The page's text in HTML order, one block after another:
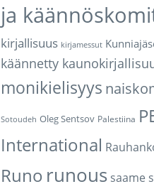
ja
kirjallisuus kirjamessut
käännetty
monikielisyys
Sotoudeh Oleg Sentsov Palestiina
International
Runo runous saame